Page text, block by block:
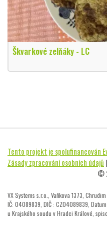
Škvarkové zelňáky - LC
Tento projekt je spolufinancován
Zásady zpracování osobních údajů |
©
VX Systems s.r.o., Vaňkova 1373,
IČ: 04089839, DIČ : CZ04089839,
u Krajského soudu v Hradci Králové,